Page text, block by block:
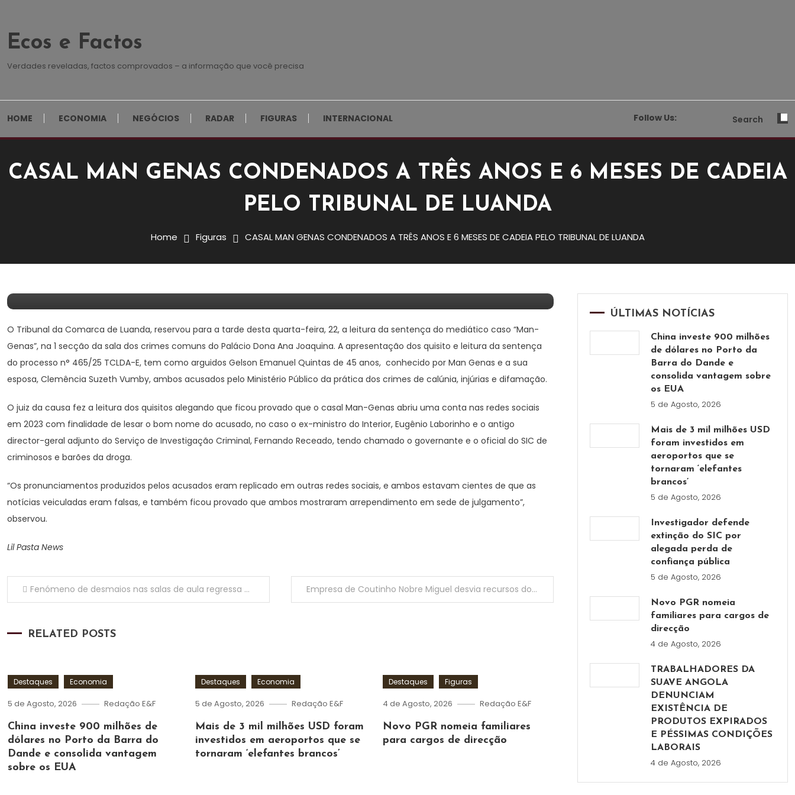
Ecos e Factos
Verdades reveladas, factos comprovados – a informação que você precisa
HOME ECONOMIA NEGÓCIOS RADAR FIGURAS INTERNACIONAL Follow Us: Search
CASAL MAN GENAS CONDENADOS A TRÊS ANOS E 6 MESES DE CADEIA
PELO TRIBUNAL DE LUANDA
Home Figuras CASAL MAN GENAS CONDENADOS A TRÊS ANOS E 6 MESES DE CADEIA PELO TRIBUNAL DE LUANDA
O Tribunal da Comarca de Luanda, reservou para a tarde desta quarta-feira, 22, a leitura da sentença do mediático caso “Man-
Genas”, na 1 secção da sala dos crimes comuns do Palácio Dona Ana Joaquina. A apresentação dos quisito e leitura da sentença
do processo n° 465/25 TCLDA-E, tem como arguidos Gelson Emanuel Quintas de 45 anos, conhecido por Man Genas e a sua
esposa, Clemência Suzeth Vumby, ambos acusados pelo Ministério Público da prática dos crimes de calúnia, injúrias e difamação.
O juiz da causa fez a leitura dos quisitos alegando que ficou provado que o casal Man-Genas abriu uma conta nas redes sociais
em 2023 com finalidade de lesar o bom nome do acusado, no caso o ex-ministro do Interior, Eugênio Laborinho e o antigo
director-geral adjunto do Serviço de Investigação Criminal, Fernando Receado, tendo chamado o governante e o oficial do SIC de
criminosos e barões da droga.
“Os pronunciamentos produzidos pelos acusados eram replicado em outras redes sociais, e ambos estavam cientes de que as
notícias veiculadas eram falsas, e também ficou provado que ambos mostraram arrependimento em sede de julgamento”,
observou.
Lil Pasta News
Navegação de artigos
Fenómeno de desmaios nas salas de aula regressa com mais de 100 casos no IPAG do Bengo Empresa de Coutinho Nobre Miguel desvia recursos do Banco Sol: Sub- gerente do Banco Sol presa por desviar dinheiro da OMA
RELATED POSTS
Destaques Economia
5 de Agosto, 2026 Redação E&F
China investe 900 milhões de
dólares no Porto da Barra do
Dande e consolida vantagem
sobre os EUA
Destaques Economia
5 de Agosto, 2026 Redação E&F
Mais de 3 mil milhões USD foram
investidos em aeroportos que se
tornaram ‘elefantes brancos’
Destaques Figuras
4 de Agosto, 2026 Redação E&F
Novo PGR nomeia familiares
para cargos de direcção
ÚLTIMAS NOTÍCIAS
China investe 900 milhões
de dólares no Porto da
Barra do Dande e
consolida vantagem sobre
os EUA
5 de Agosto, 2026
Mais de 3 mil milhões USD
foram investidos em
aeroportos que se
tornaram ‘elefantes
brancos’
5 de Agosto, 2026
Investigador defende
extinção do SIC por
alegada perda de
confiança pública
5 de Agosto, 2026
Novo PGR nomeia
familiares para cargos de
direcção
4 de Agosto, 2026
TRABALHADORES DA
SUAVE ANGOLA
DENUNCIAM
EXISTÊNCIA DE
PRODUTOS EXPIRADOS
E PÉSSIMAS CONDIÇÕES
LABORAIS
4 de Agosto, 2026